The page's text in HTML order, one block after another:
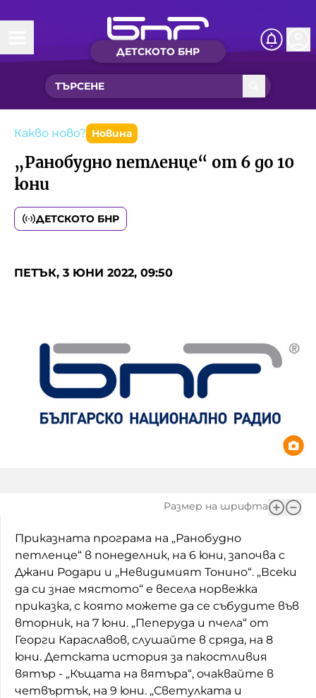
ДЕТСКОТО БНР
Начало
Какво ново?
Рубрики с вълшебства
Детско радио
Чуйте
Новините на детски език
Приказки
История на изкуството
Музикална кутийка
Къщата
Златната ябълка
Непознатите думи
Като Айнщайн
Домашен любимец
Питаме Ви
Кои сме ние?
Какво ново? Новина
„Ранобудно петленце“ от 6 до 10
юни
ДЕТСКОТО БНР
ПЕТЪК, 3 ЮНИ 2022, 09:50
Размер на шрифта
Приказната програма на „Ранобудно
петленце“ в понеделник, на 6 юни, започва с
Джани Родари и „Невидимият Тонино“. „Всеки
да си знае мястото“ е весела норвежка
приказка, с която можете да се събудите във
вторник, на 7 юни. „Пеперуда и пчела“ от
Георги Караславов, слушайте в сряда, на 8
юни. Детската история за пакостливия
вятър - „Къщата на вятъра“, очаквайте в
четвъртък, на 9 юни. „Светулката и